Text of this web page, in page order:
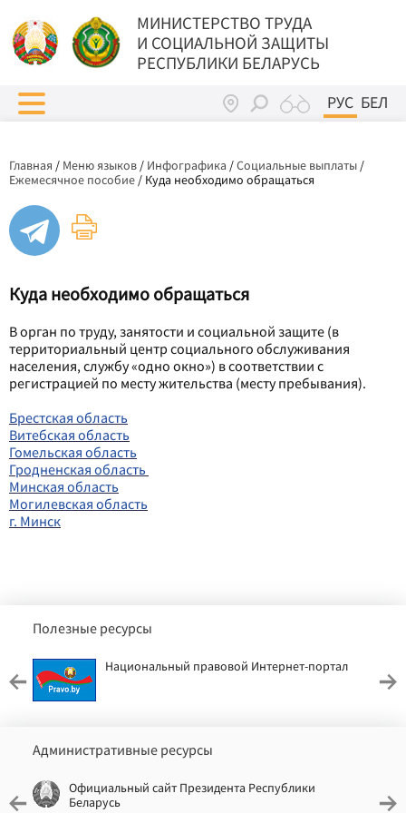
МИНИСТЕРСТВО ТРУДА
И СОЦИАЛЬНОЙ ЗАЩИТЫ
РЕСПУБЛИКИ БЕЛАРУСЬ
РУС БЕЛ
Главная / Меню языков / Инфографика /Социальные выплаты /
Ежемесячное пособие / Куда необходимо обращаться
Куда необходимо обращаться
В орган по труду, занятости и социальной защите (в
территориальный центр социального обслуживания
населения, службу «одно окно») в соответствии с
регистрацией по месту жительства (месту пребывания).
Брестская область
Витебская область
Гомельская область
Гродненская область
Минская область
Могилевская область
г. Минск
Полезные ресурсы
Национальный правовой Интернет-портал
Административные ресурсы
Официальный сайт Президента Республики
Беларусь